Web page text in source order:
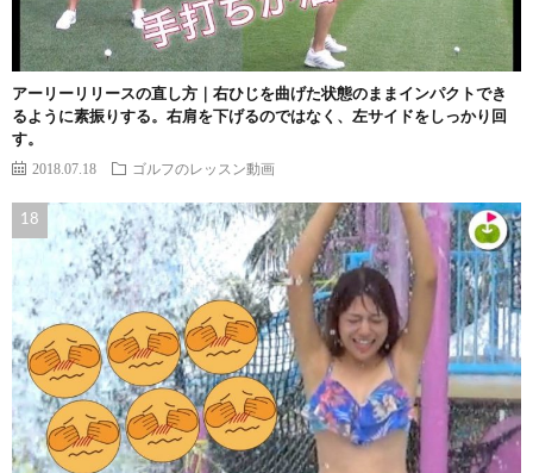
アーリーリリースの直し方｜右ひじを曲げた状態のままインパクトでき
るように素振りする。右肩を下げるのではなく、左サイドをしっかり回
す。
2018.07.18 ゴルフのレッスン動画